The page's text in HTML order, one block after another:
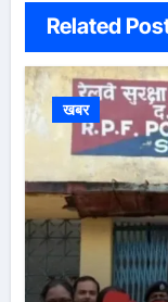
Related
खबर